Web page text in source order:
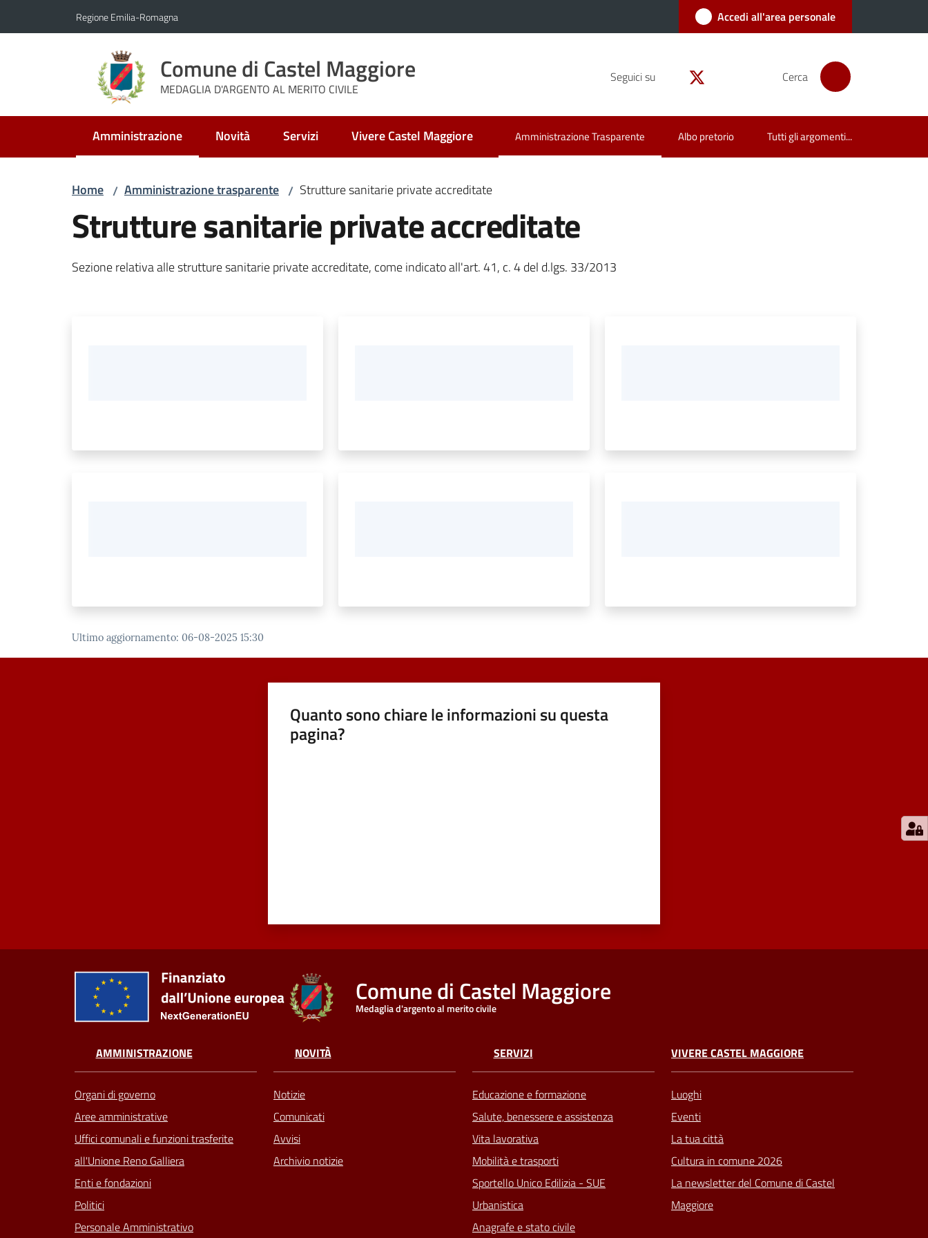
Regione Emilia-Romagna Accedi all'area personale
Comune di Castel Maggiore
MEDAGLIA D'ARGENTO AL MERITO CIVILE
Seguici su Cerca
Amministrazione
Menu selezionato Novità Servizi Vivere Castel Maggiore Amministrazione Trasparente
Menu selezionato Albo pretorio Tutti gli argomenti...
Home / Amministrazione trasparente / Strutture sanitarie private accreditate
Strutture sanitarie private accreditate
Sezione relativa alle strutture sanitarie private accreditate, come indicato all'art. 41, c. 4 del d.lgs. 33/2013
Ultimo aggiornamento: 06-08-2025 15:30
Quanto sono chiare le informazioni su questa
pagina?
Comune di Castel Maggiore
Medaglia d'argento al merito civile
AMMINISTRAZIONE
Organi di governo
Aree amministrative
Uffici comunali e funzioni trasferite
all'Unione Reno Galliera
Enti e fondazioni
Politici
Personale Amministrativo
NOVITÀ
Notizie
Comunicati
Avvisi
Archivio notizie
SERVIZI
Educazione e formazione
Salute, benessere e assistenza
Vita lavorativa
Mobilità e trasporti
Sportello Unico Edilizia - SUE
Urbanistica
Anagrafe e stato civile
VIVERE CASTEL MAGGIORE
Luoghi
Eventi
La tua città
Cultura in comune 2026
La newsletter del Comune di Castel
Maggiore